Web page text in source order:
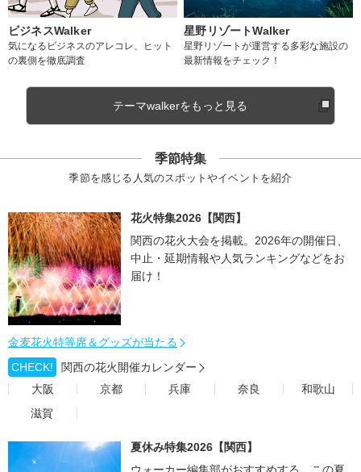
ビジネスWalker
気になるビジネスのアレコレ、ヒット
の裏側を徹底調査
星野リゾートWalker
星野リゾートが運営する多彩な施設の
最新情報をチェック！
テーマwalkerをもっと見る
季節特集
季節を感じる人気のスポットやイベントを紹介
花火特集2026【関西】
関西の花火大会を掲載。2026年の開催日、
中止・延期情報や人気ランキングなどをお
届け！
金麦花火特等席＆グッズが当たる
CHECK!
関西の花火開催カレンダー
大阪
京都 兵庫 奈良
和歌山
滋賀
夏休み特集2026【関西】
ウォーカー編集部がおすすめする、この夏